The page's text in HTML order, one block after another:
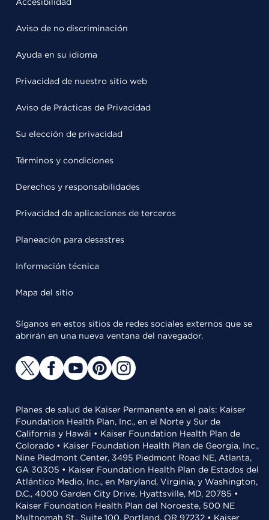
Aviso de no discriminación
Ayuda en su idioma
Privacidad de nuestro sitio web
Aviso de Prácticas de Privacidad
Su elección de privacidad
Términos y condiciones
Derechos y responsabilidades
Privacidad de aplicaciones de terceros
Planeación para desastres
Información técnica
Mapa del sitio
Síganos en estos sitios de redes sociales externos que se
abrirán en una nueva ventana del navegador.
Planes de salud de Kaiser Permanente en el país: Kaiser
Foundation Health Plan, Inc., en el Norte y Sur de
California y Hawái • Kaiser Foundation Health Plan de
Colorado • Kaiser Foundation Health Plan de Georgia, Inc.,
Nine Piedmont Center, 3495 Piedmont Road NE, Atlanta,
GA 30305 • Kaiser Foundation Health Plan de Estados del
Atlántico Medio, Inc., en Maryland, Virginia, y Washington,
D.C., 4000 Garden City Drive, Hyattsville, MD, 20785 •
Kaiser Foundation Health Plan del Noroeste, 500 NE
Multnomah St., Suite 100, Portland, OR 97232 • Kaiser